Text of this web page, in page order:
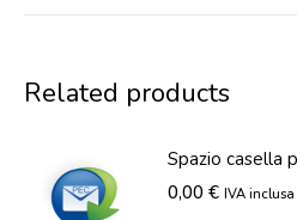
Related products
Spazio casella
0,00 € IVA inclusa